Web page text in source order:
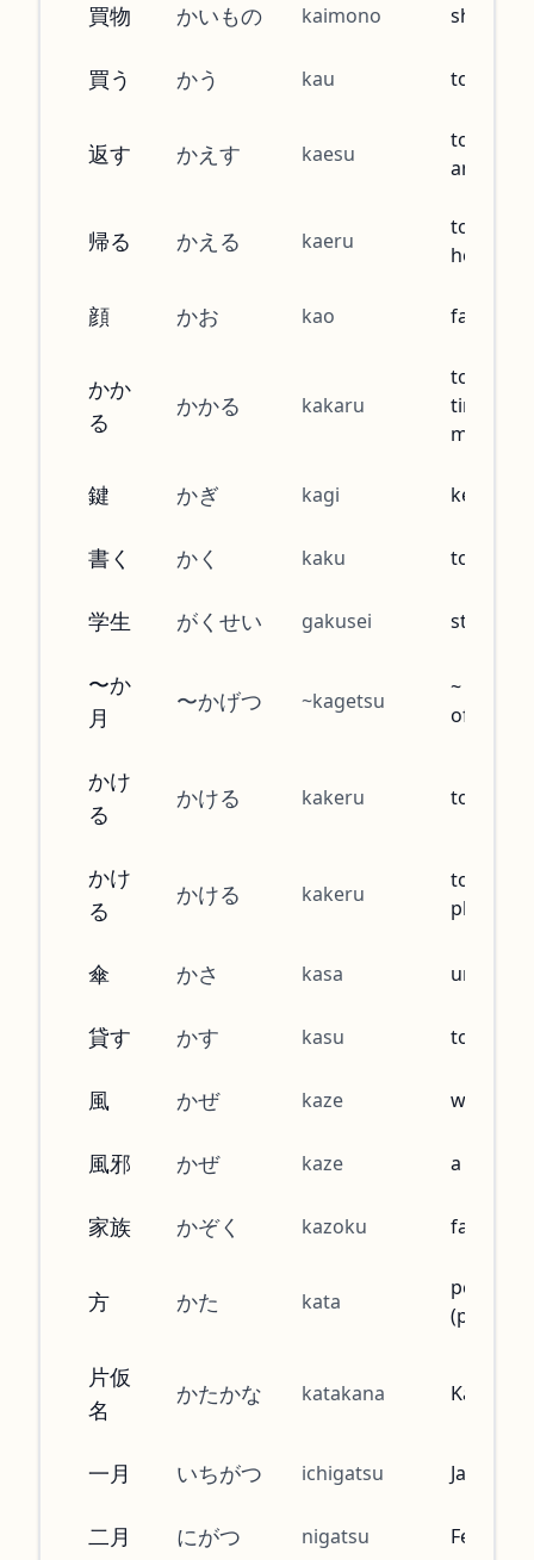
買物 かいもの kaimono
買う かう kau to buy
返す かえす kaesu
to return
an object
帰る かえる kaeru
to return
home
顔 かお kao face
かか
る
かかる kakaru
to take
time,
money
鍵 かぎ kagi key
書く かく kaku to write
学生 がくせい gakusei student
〜か
月
〜かげつ ~kagetsu
~
of
かけ
る
かける kakeru to wear
かけ
る
かける kakeru
to make
phone
傘 かさ kasa umbrella
貸す かす kasu to lend
風 かぜ kaze wind
風邪 かぜ kaze a cold
家族 かぞく kazoku family
方 かた kata
person
(polite)
片仮
名
かたかな katakana Katakana
一月 いちがつ ichigatsu January
二月 にがつ nigatsu February